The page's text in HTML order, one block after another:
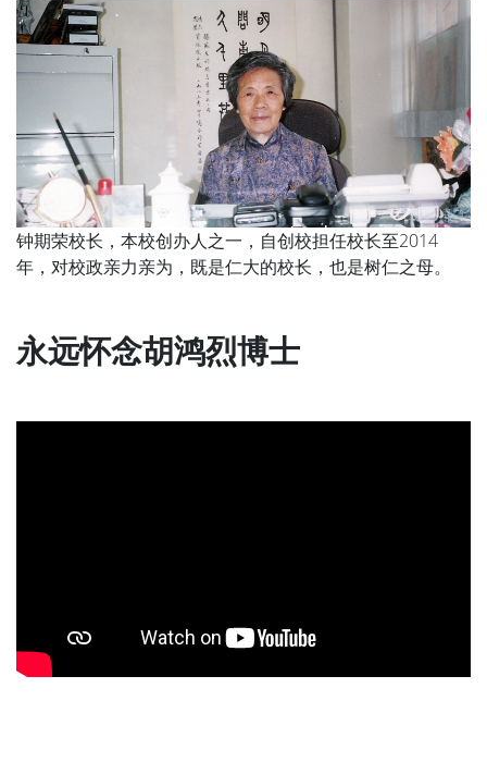
钟期荣校长，本校创办人之一，自创校担任校长至2014
年，对校政亲力亲为，既是仁大的校长，也是树仁之母。
永远怀念胡鸿烈博士